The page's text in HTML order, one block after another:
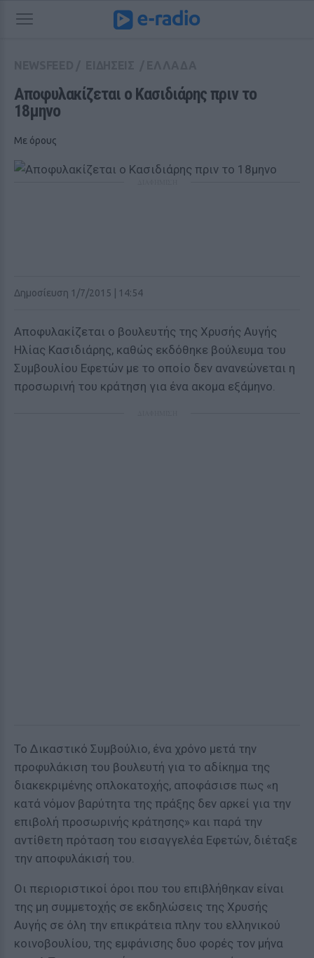
Αποφυλακίζεται ο Κασιδιάρης πριν το
18μηνο
Με όρους
Δημοσίευση 1/7/2015 | 14:54
Αποφυλακίζεται ο βουλευτής της Χρυσής Αυγής
Ηλίας Κασιδιάρης, καθώς εκδόθηκε βούλευμα του
Συμβουλίου Εφετών με το οποίο δεν ανανεώνεται η
προσωρινή του κράτηση για ένα ακομα εξάμηνο.
Το Δικαστικό Συμβούλιο, ένα χρόνο μετά την
προφυλάκιση του βουλευτή για το αδίκημα της
διακεκριμένης οπλοκατοχής, αποφάσισε πως «η
κατά νόμον βαρύτητα της πράξης δεν αρκεί για την
επιβολή προσωρινής κράτησης» και παρά την
αντίθετη πρόταση του εισαγγελέα Εφετών, διέταξε
την αποφυλάκισή του.
Οι περιοριστικοί όροι που του επιβλήθηκαν είναι
της μη συμμετοχής σε εκδηλώσεις της Χρυσής
Αυγής σε όλη την επικράτεια πλην του ελληνικού
κοινοβουλίου, της εμφάνισης δυο φορές τον μήνα